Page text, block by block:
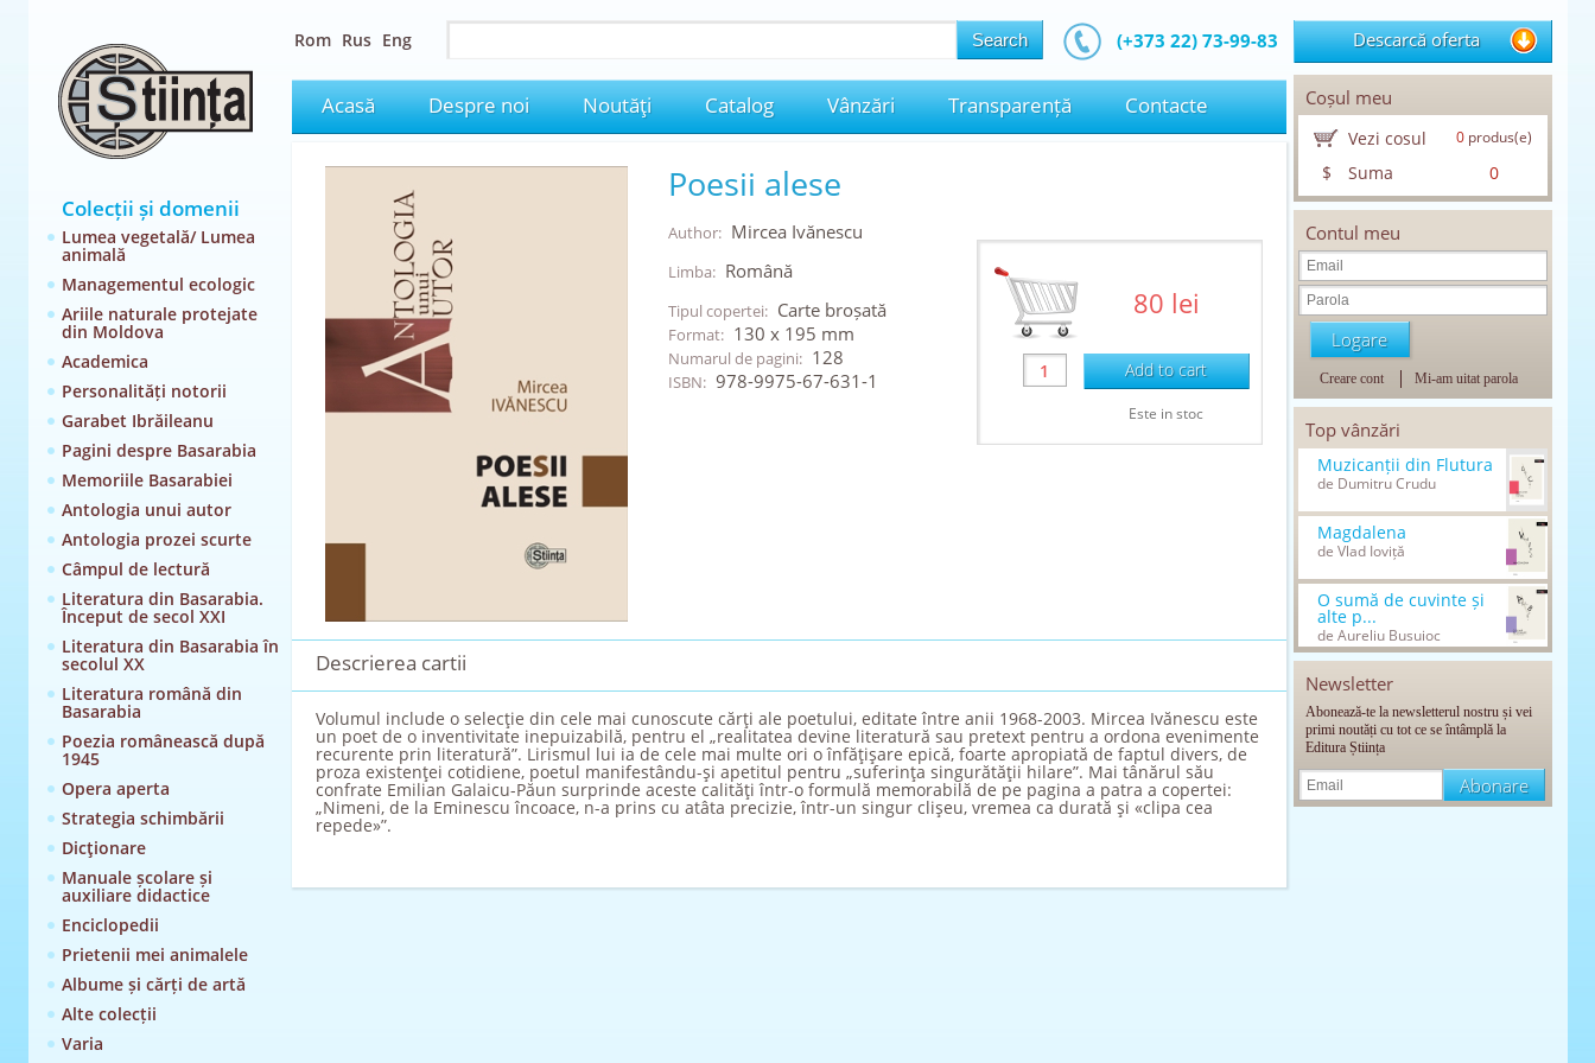
Colecții și domenii
Lumea vegetală/ Lumea
animală
Managementul ecologic
Ariile naturale protejate
din Moldova
Academica
Personalități notorii
Garabet Ibrăileanu
Pagini despre Basarabia
Memoriile Basarabiei
Antologia unui autor
Antologia prozei scurte
Câmpul de lectură
Literatura din Basarabia.
Început de secol XXI
Literatura din Basarabia în
secolul XX
Literatura română din
Basarabia
Poezia românească după
1945
Opera aperta
Strategia schimbării
Dicţionare
Manuale școlare și
auxiliare didactice
Enciclopedii
Prietenii mei animalele
Albume și cărți de artă
Alte colecții
Varia
Rom Rus Eng (+373 22) 73-99-83
Acasă Despre noi Noutăţi Catalog Vânzări Transparență Contacte
Poesii alese
Author: Mircea Ivănescu
Limba: Română
Tipul copertei: Carte broșată
Format: 130 x 195 mm
Numarul de pagini: 128
ISBN: 978-9975-67-631-1
80 lei
Add to cart
Este in stoc
Descrierea cartii
Volumul include o selecţie din cele mai cunoscute cărţi ale poetului, editate între anii 1968-2003. Mircea Ivănescu este
un poet de o inventivitate inepuizabilă, pentru el „realitatea devine literatură sau pretext pentru a ordona evenimente
recurente prin literatură”. Lirismul lui ia de cele mai multe ori o înfăţişare epică, foarte apropiată de faptul divers, de
proza existenţei cotidiene, poetul manifestându-şi apetitul pentru „suferinţa singurătăţii hilare”. Mai tânărul său
confrate Emilian Galaicu-Păun surprinde aceste calităţi într-o formulă memorabilă de pe pagina a patra a copertei:
„Nimeni, de la Eminescu încoace, n-a prins cu atâta precizie, într-un singur clişeu, vremea ca durată şi «clipa cea
repede»”.
Descarcă oferta
Coșul meu
Vezi cosul 0produs(e)
$ Suma 0
Contul meu
Creare cont Mi-am uitat parola
Top vânzări
Muzicanții din Flutura
de Dumitru Crudu
Magdalena
de Vlad Ioviță
O sumă de cuvinte și
alte p...
de Aureliu Busuioc
Newsletter
Abonează-te la newsletterul nostru și vei
primi noutăți cu tot ce se întâmplă la
Editura Știința